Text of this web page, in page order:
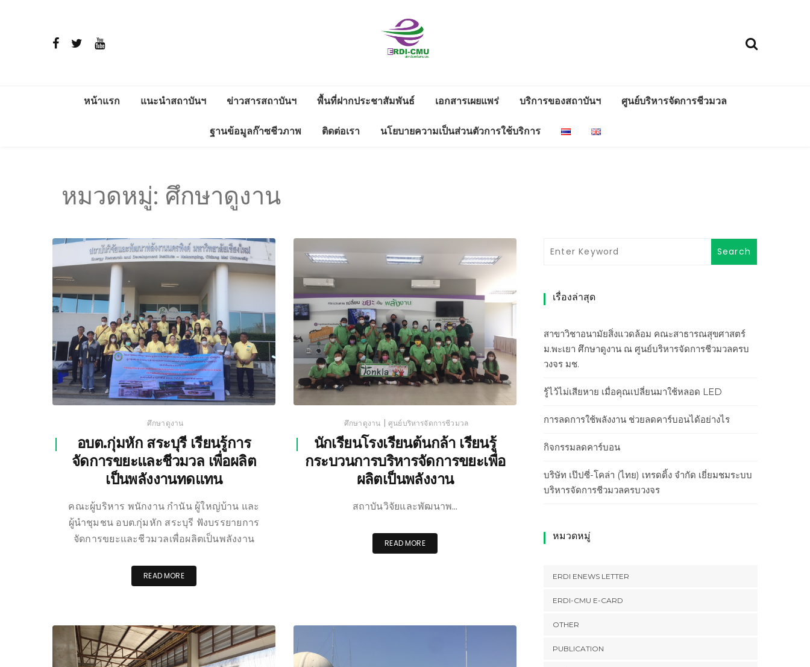
และพัฒนา
พลังงานนคร
เชียงใหม่
หน้าแรก
แนะนำสถาบันฯ
การดำเนินงาน
โครงสร้าง
ผู้บริหาร
ภารกิจ
ข่าวสารสถาบันฯ
สาระพลังงาน
ERDI ENEWS LETTER
พื้นที่ฝากประชาสัมพันธ์ เอกสารเผยแพร่
ดาวน์โหลด
บริการของสถาบันฯ ศูนย์บริหารจัดการชีวมวล
ฐานข้อมูลก๊าซชีวภาพ ติดต่อเรา นโยบายความเป็นส่วนตัวการใช้บริการ
หมวดหมู่: ศึกษาดูงาน
ศึกษาดูงาน
อบต.กุ่มหัก สระบุรี เรียนรู้การ
จัดการขยะและชีวมวล เพื่อผลิต
เป็นพลังงานทดแทน
คณะผู้บริหาร พนักงาน กำนัน ผู้ใหญ่บ้าน และ
ผู้นำชุมชน อบต.กุ่มหัก สระบุรี ฟังบรรยายการ
จัดการขยะและชีวมวลเพื่อผลิตเป็นพลังงาน
READ MORE
ศึกษาดูงาน | ศูนย์บริหารจัดการชีวมวล
นักเรียนโรงเรียนต้นกล้า เรียนรู้
กระบวนการบริหารจัดการขยะเพื่อ
ผลิตเป็นพลังงาน
สถาบันวิจัยและพัฒนาพ…
READ MORE
เรื่องล่าสุด
สาขาวิชาอนามัยสิ่งแวดล้อม คณะสาธารณสุขศาสตร์
ม.พะเยา ศึกษาดูงาน ณ ศูนย์บริหารจัดการชีวมวลครบ
วงจร มช.
รู้ไว้ไม่เสียหาย เมื่อคุณเปลี่ยนมาใช้หลอด LED
การลดการใช้พลังงาน ช่วยลดคาร์บอนได้อย่างไร
กิจกรรมลดคาร์บอน
บริษัท เป๊ปซี่-โคล่า (ไทย) เทรดดิ้ง จำกัด เยี่ยมชมระบบ
บริหารจัดการชีวมวลครบวงจร
หมวดหมู่
ERDI ENEWS LETTER
ERDI-CMU E-CARD
OTHER
PUBLICATION